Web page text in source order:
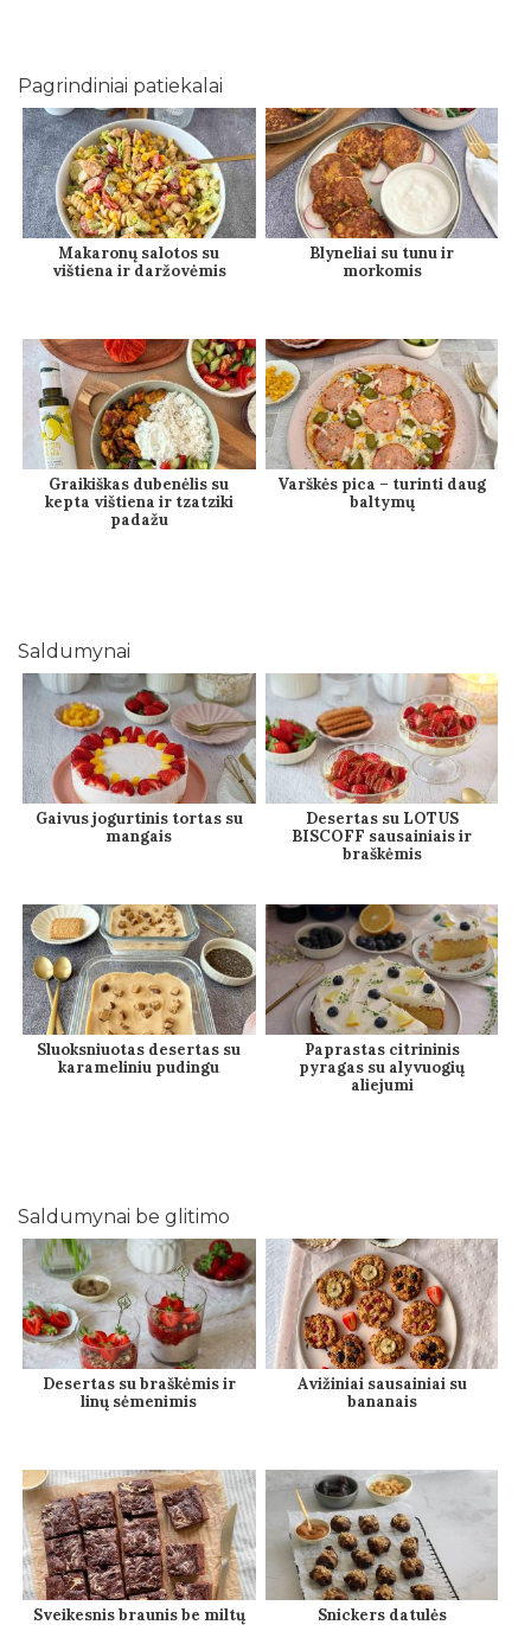
Pagrindiniai patiekalai
Makaronų salotos su
vištiena ir daržovėmis
Blyneliai su tunu ir
morkomis
Graikiškas dubenėlis su
kepta vištiena ir tzatziki
padažu
Varškės pica – turinti daug
baltymų
Saldumynai
Gaivus jogurtinis tortas su
mangais
Desertas su LOTUS
BISCOFF sausainiais ir
braškėmis
Sluoksniuotas desertas su
karameliniu pudingu
Paprastas citrininis
pyragas su alyvuogių
aliejumi
Saldumynai be glitimo
Desertas su braškėmis ir
linų sėmenimis
Avižiniai sausainiai su
bananais
Sveikesnis braunis be miltų Snickers datulės